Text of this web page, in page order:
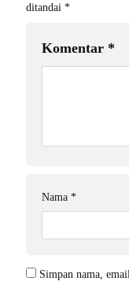
ditandai *
Komentar *
Nama *
Simpan nama,